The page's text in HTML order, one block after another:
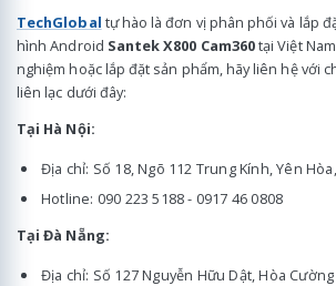
TechGlobal tự hào là đơn vị phân phối và lắp
hình Android Santek X800 Cam360tại Việt
nghiệm hoặc lắp đặt sản phẩm, hãy liên hệ với
liên lạc dưới đây:
Tại Hà Nội:
Địa chỉ: Số 18, Ngõ 112 Trung Kính, Yên
Hotline: 090 223 5188 - 0917 46 0808
Tại Đà Nẵng:
Địa chỉ: Số 127 Nguyễn Hữu Dật, Hòa